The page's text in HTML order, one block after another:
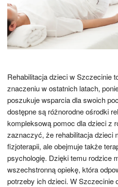
Rehabilitacja dzieci w Szczecinie
znaczeniu w ostatnich latach,
poszukuje wsparcia dla swoich
dostępne są różnorodne ośrodki
kompleksową pomoc dla dzieci z
zaznaczyć, że rehabilitacja dzieci
fizjoterapii, ale obejmuje także
psychologię. Dzięki temu rodzice
wszechstronną opiekę, która
potrzeby ich dzieci. W Szczecinie